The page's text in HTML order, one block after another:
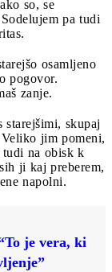
so, se
pa tudi
osamljeno
pogovor.
zanje.
skupaj
jim pomeni,
na obisk k
ji kaj preberem,
napolni.
je vera, ki